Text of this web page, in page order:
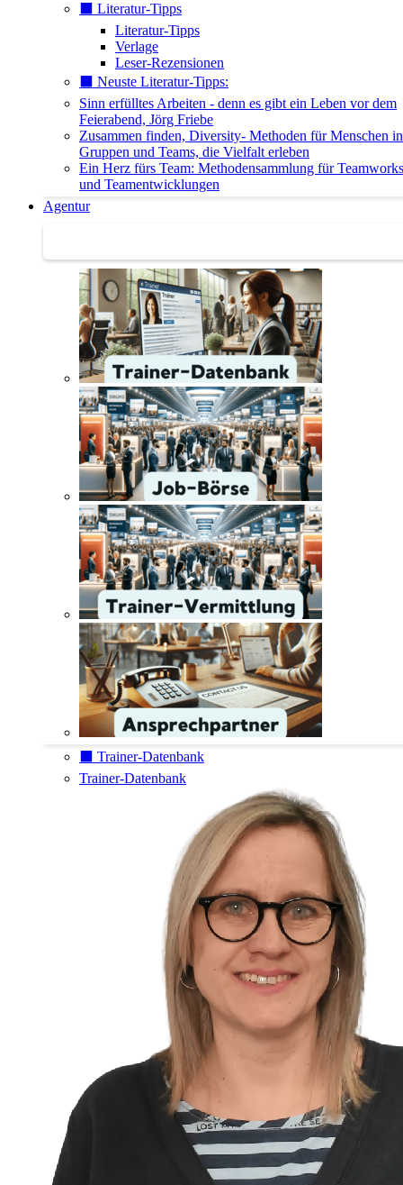
⬛️ Literatur-Tipps
Literatur-Tipps
Verlage
Leser-Rezensionen
⬛️ Neuste Literatur-Tipps:
Sinn erfülltes Arbeiten - denn es gibt ein Leben vor dem
Feierabend, Jörg Friebe
Zusammen finden, Diversity- Methoden für Menschen in
Gruppen und Teams, die Vielfalt erleben
Ein Herz fürs Team: Methodensammlung für
und Teamentwicklungen
Agentur
⬛️ Trainer-Datenbank
Trainer-Datenbank